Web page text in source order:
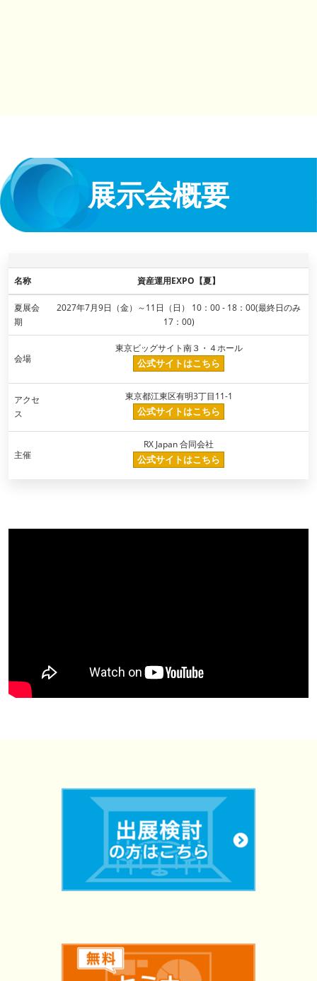
展示会概要
名称 資産運用EXPO【夏】
夏展会
期
2027年7月9日（金）～11日（日） 10：00 - 18：00(最終日のみ
17：00)
会場
東京ビッグサイト南３・４ホール
公式サイトはこちら
アクセ
ス
東京都江東区有明3丁目11-1​
公式サイトはこちら
主催
RX Japan 合同会社
公式サイトはこちら